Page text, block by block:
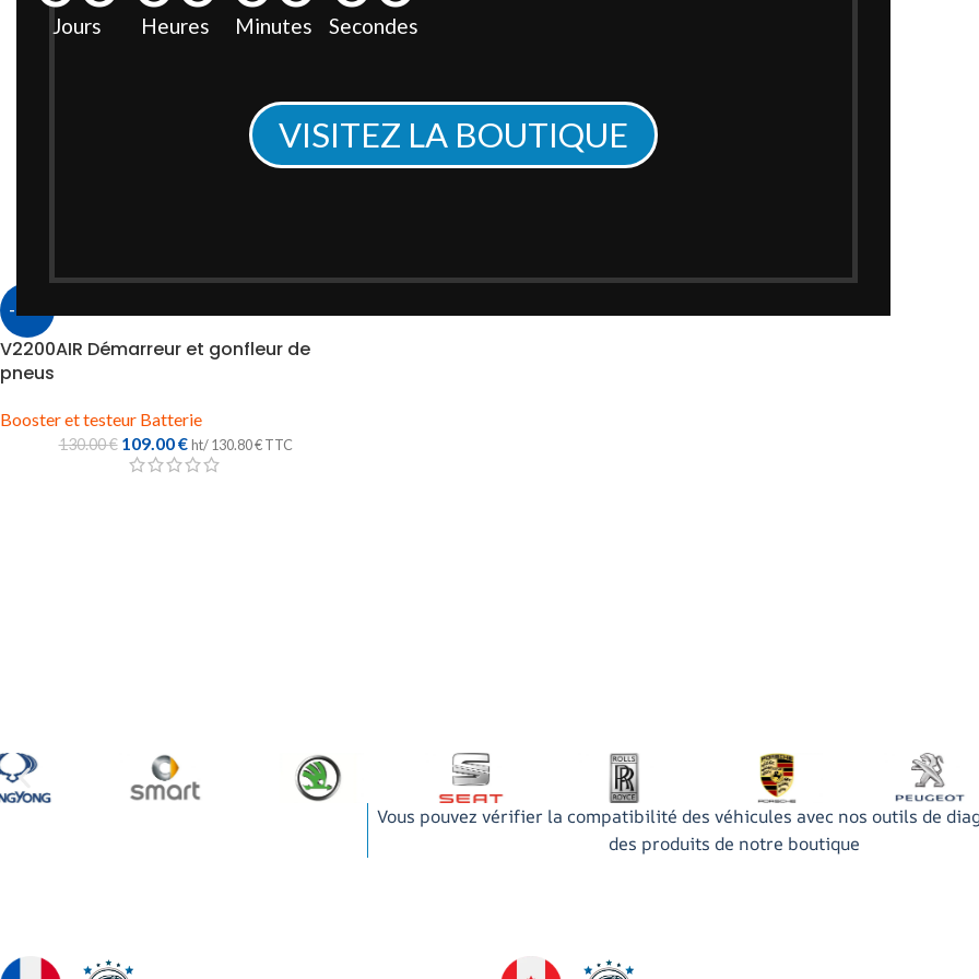
Jours Heures Minutes Secondes
VISITEZ LA BOUTIQUE
-16%
V2200AIR Démarreur et gonfleur de
pneus
Booster et testeur Batterie
130.00€ 109.00€ ht/130.80€TTC
Vous pouvez vérifier la compatibilité des véhicules avec nos outils de
des produits de notre boutique